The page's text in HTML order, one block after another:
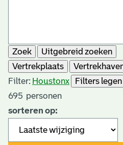
Zoek
Uitgebreid zoeken
Vertrekplaats
Filter: Houstonx
Filters legen
695 personen
sorteren op: